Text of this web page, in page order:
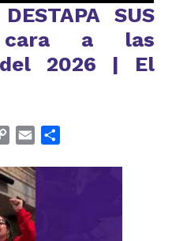
SUS
cara a las
del 2026 | El
Copy Email